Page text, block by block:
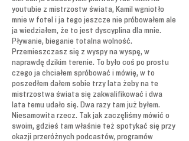
youtubie z mistrzostw świata, Kamil wgniotło
mnie w fotel i ja tego jeszcze nie próbowałem ale
ja wiedziałem, że to jest dyscyplina dla mnie.
Pływanie, bieganie totalna wolność.
Przemieszczasz się z wyspy na wyspę, w
naprawdę dzikim terenie. To było coś po prostu
czego ja chciałem spróbować i mówię, w to
poszedłem dałem sobie trzy lata żeby na te
mistrzostwa świata się zakwalifikować i dwa
lata temu udało się. Dwa razy tam już byłem.
Niesamowita rzecz. Tak jak zaczęliśmy mówić o
swoim, gdzieś tam właśnie też spotykać się przy
okazji przeróżnych podcastów, programów